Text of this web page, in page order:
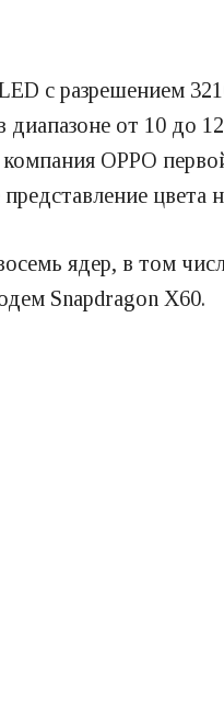
с разрешением
от 10 до
OPPO
цвета
ядер, в том
Snapdragon X60.